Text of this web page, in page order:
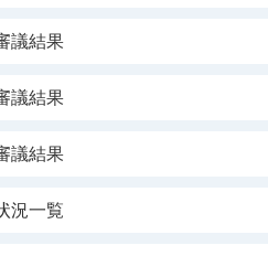
議結果
議結果
議結果
況一覧